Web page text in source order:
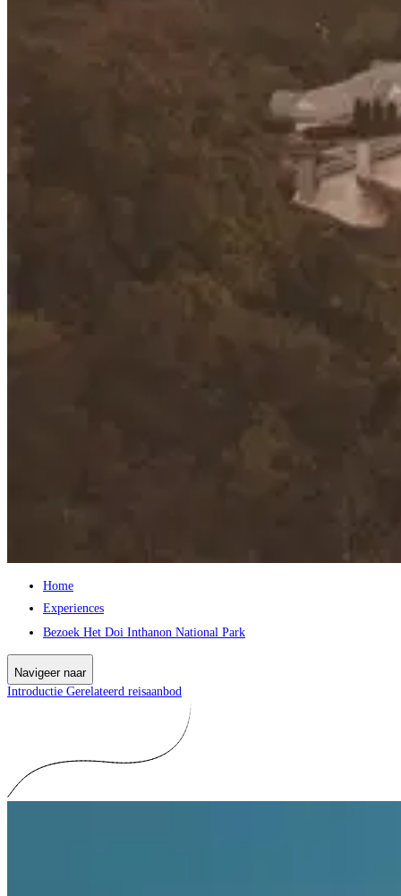
Home
Experiences
Bezoek Het Doi Inthanon National Park
Navigeer naar
Introductie Gerelateerd reisaanbod